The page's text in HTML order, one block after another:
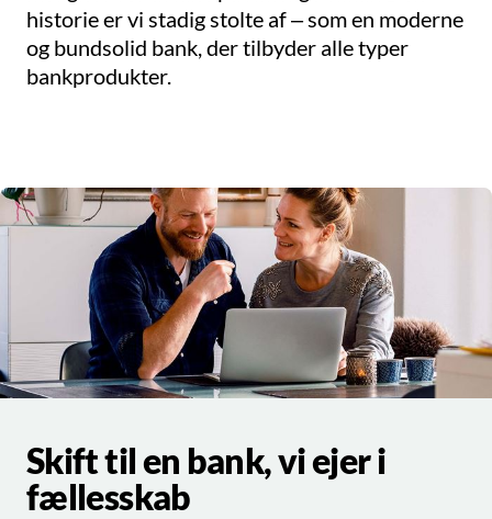
historie er vi stadig stolte af – som en moderne
og bundsolid bank, der tilbyder alle typer
bankprodukter.
Skift til en bank, vi ejer i
fællesskab